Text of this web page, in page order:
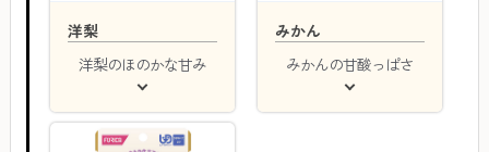
洋梨
洋梨のほのかな甘み
みかん
みかんの甘酸っぱさ